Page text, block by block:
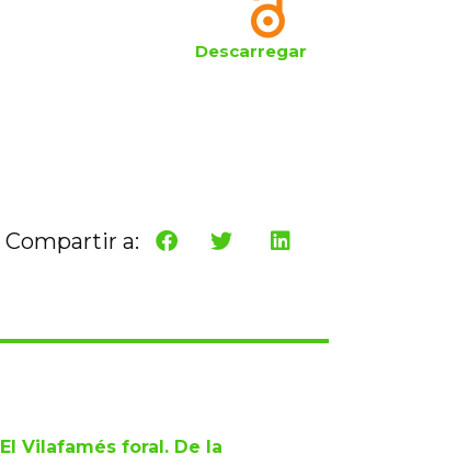
Descarregar
Compartir a:
El Vilafamés foral. De la